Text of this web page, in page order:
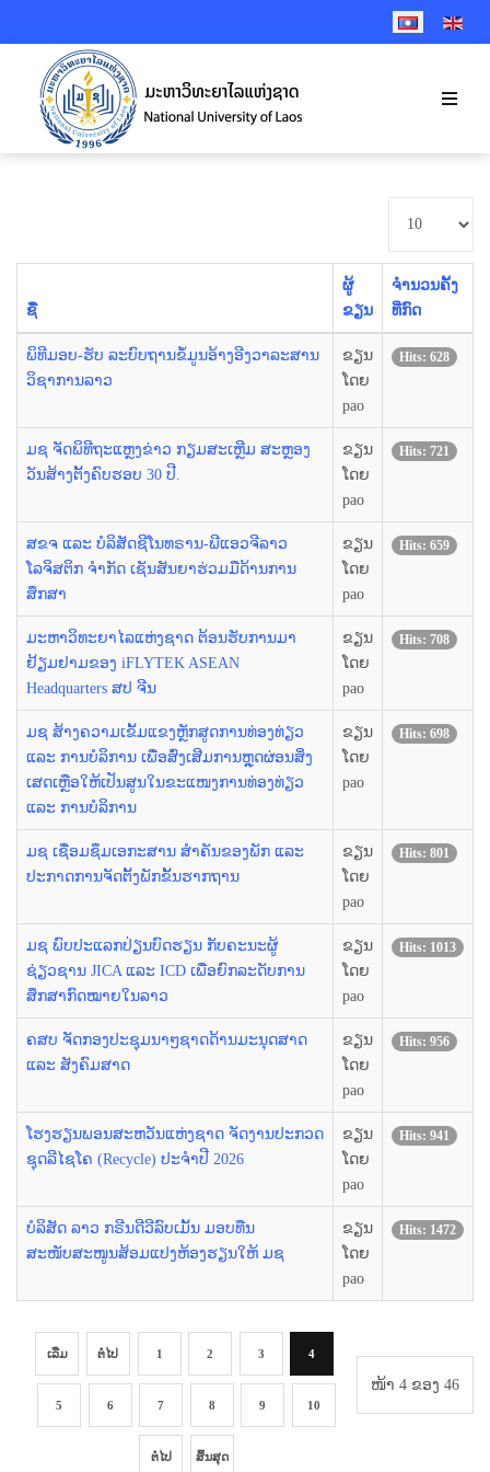
SELECT YOUR
ຊື່
ຜູ້
ຂຽນ
ຈຳນວນຄັ້ງ
ທີ່ກົດ
ພິທີມອບ-ຮັບ ລະບົບຖານຂໍ້ມູນອ້າງອີງວາລະສານ
ວິຊາການລາວ
ຂຽນ
ໂດຍ
pao
Hits: 628
ມຊ ຈັດພິທີຖະແຫຼງຂ່າວ ກຽມສະເຫຼີມ ສະຫຼອງ
ວັນສ້າງຕັ້ງຄົບຮອບ 30 ປີ.
ຂຽນ
ໂດຍ
pao
Hits: 721
ສຂຈ ແລະ ບໍລິສັດຊີໂນທຣານ-ພີແອວຈີລາວ
ໂລຈິສຕິກ ຈຳກັດ ເຊັນສັນຍາຮ່ວມມືດ້ານການ
ສຶກສາ
ຂຽນ
ໂດຍ
pao
Hits: 659
ມະຫາວິທະຍາໄລແຫ່ງຊາດ ຕ້ອນຮັບການມາ
ຢ້ຽມຢາມຂອງ iFLYTEK ASEAN
Headquarters ສປ ຈີນ
ຂຽນ
ໂດຍ
pao
Hits: 708
ມຊ ສ້າງຄວາມເຂັ້ມແຂງຫຼັກສູດການທ່ອງທ່ຽວ
ແລະ ການບໍລິການ ເພື່ອສົ່ງເສີມການຫຼຸດຜ່ອນສິ່ງ
ເສດເຫຼືອໃຫ້ເປັນສູນໃນຂະແໜງການທ່ອງທ່ຽວ
ແລະ ການບໍລິການ
ຂຽນ
ໂດຍ
pao
Hits: 698
ມຊ ເຊື່ອມຊຶມເອກະສານ ສໍາຄັນຂອງພັກ ແລະ
ປະກາດການຈັດຕັ້ງພັກຂັ້ນຮາກຖານ
ຂຽນ
ໂດຍ
pao
Hits: 801
ມຊ ພົບປະແລກປ່ຽນບົດຮຽນ ກັບຄະນະຜູ້
ຊ່ຽວຊານ JICA ແລະ ICD ເພື່ອຍົກລະດັບການ
ສຶກສາກົດໝາຍໃນລາວ
ຂຽນ
ໂດຍ
pao
Hits: 1013
ຄສບ ຈັດກອງປະຊຸມນາໆຊາດດ້ານມະນຸດສາດ
ແລະ ສັງຄົມສາດ
ຂຽນ
ໂດຍ
pao
Hits: 956
ໂຮງຮຽນພອນສະຫວັນແຫ່ງຊາດ ຈັດງານປະກວດ
ຊຸດລີໄຊໂຄ (Recycle) ປະຈຳປີ 2026
ຂຽນ
ໂດຍ
pao
Hits: 941
ບໍລິສັດ ລາວ ກຣີນດີວີລົບເມັ້ນ ມອບທືນ
ສະໜັບສະໜູນສ້ອມແປງຫ້ອງຮຽນໃຫ້ ມຊ
ຂຽນ
ໂດຍ
pao
Hits: 1472
ໜ້າ 4 ຂອງ 46
ເລີ່ມ ຕໍ່ໄປ 1 2 3 4
5 6 7 8 9 10
ຕໍ່ໄປ ສິ້ນສຸດ